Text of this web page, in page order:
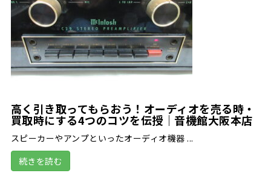
高く引き取ってもらおう！オーディオを売る時・
買取時にする4つのコツを伝授｜音機館大阪本店
スピーカーやアンプといったオーディオ機器 ...
続きを読む